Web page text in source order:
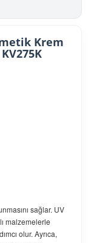
Krem
sağlar. UV
malzemelerle
olur. Ayrıca,